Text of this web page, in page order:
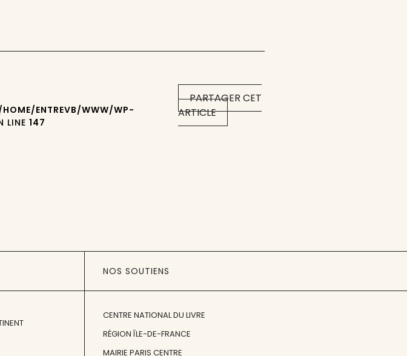
PARTAGER CET
ARTICLE
ENTREVB/WWW/WP-
LINE147
NOS SOUTIENS
CENTRE NATIONAL DU LIVRE
RÉGION ÎLE-DE-FRANCE
MAIRIE PARIS CENTRE